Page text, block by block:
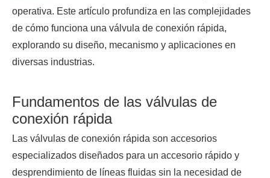
operativa. Este artículo profundiza en las complejidades
de cómo funciona una válvula de conexión rápida,
explorando su diseño, mecanismo y aplicaciones en
diversas industrias.
Fundamentos de las válvulas de
conexión rápida
Las válvulas de conexión rápida son accesorios
especializados diseñados para un accesorio rápido y
desprendimiento de líneas fluidas sin la necesidad de